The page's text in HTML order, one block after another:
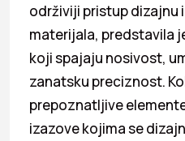
održiviji pristup dizajnu
materijala, predstavila
koji spajaju nosivost,
zanatsku preciznost.
prepoznatljive
izazove kojima se